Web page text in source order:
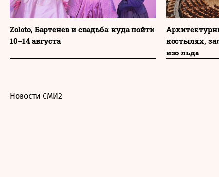
Zoloto, Бартенев и свадьба: куда пойти
10–14 августа
костылях,
изо льда
Новости СМИ2